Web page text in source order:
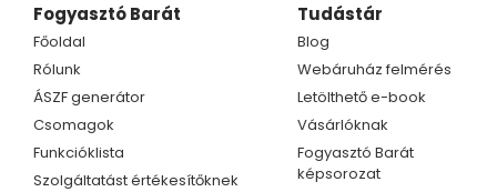
Fogyasztó Barát
Főoldal
Rólunk
ÁSZF generátor
Csomagok
Funkcióklista
Szolgáltatást értékesítőknek
Tudástár
Blog
Webáruház felmérés
Letölthető e-book
Vásárlóknak
Fogyasztó Barát
képsorozat